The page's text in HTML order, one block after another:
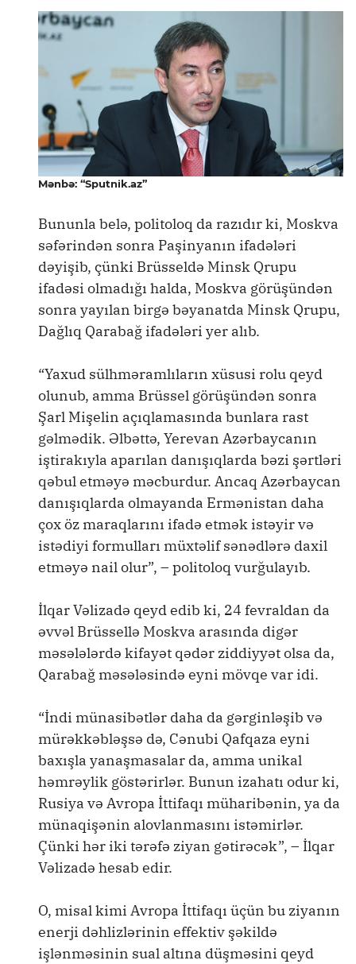
Mənbə: “Sputnik.az”
Bununla belə, politoloq da razıdır ki, Moskva
səfərindən sonra Paşinyanın ifadələri
dəyişib, çünki Brüsseldə Minsk Qrupu
ifadəsi olmadığı halda, Moskva görüşündən
sonra yayılan birgə bəyanatda Minsk Qrupu,
Dağlıq Qarabağ ifadələri yer alıb.
“Yaxud sülhməramlıların xüsusi rolu qeyd
olunub, amma Brüssel görüşündən sonra
Şarl Mişelin açıqlamasında bunlara rast
gəlmədik. Əlbəttə, Yerevan Azərbaycanın
iştirakıyla aparılan danışıqlarda bəzi şərtləri
qəbul etməyə məcburdur. Ancaq Azərbaycan
danışıqlarda olmayanda Ermənistan daha
çox öz maraqlarını ifadə etmək istəyir və
istədiyi formulları müxtəlif sənədlərə daxil
etməyə nail olur”, – politoloq vurğulayıb.
İlqar Vəlizadə qeyd edib ki, 24 fevraldan da
əvvəl Brüssellə Moskva arasında digər
məsələlərdə kifayət qədər ziddiyyət olsa da,
Qarabağ məsələsində eyni mövqe var idi.
“İndi münasibətlər daha da gərginləşib və
mürəkkəbləşsə də, Cənubi Qafqaza eyni
baxışla yanaşmasalar da, amma unikal
həmrəylik göstərirlər. Bunun izahatı odur ki,
Rusiya və Avropa İttifaqı müharibənin, ya da
münaqişənin alovlanmasını istəmirlər.
Çünki hər iki tərəfə ziyan gətirəcək”, – İlqar
Vəlizadə hesab edir.
O, misal kimi Avropa İttifaqı üçün bu ziyanın
enerji dəhlizlərinin effektiv şəkildə
işlənməsinin sual altına düşməsini qeyd